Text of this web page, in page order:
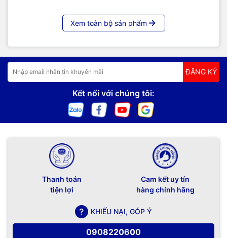
Xem toàn bộ sản phẩm
ĐĂNG KÝ
Kết nối với chúng tôi:
Thanh toán
tiện lợi
Cam kết uy tín
hàng chính hãng
KHIẾU NẠI, GÓP Ý
0908220600